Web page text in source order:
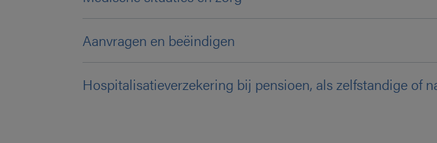
Aanvragen en beëindigen
Hospitalisatieverzekering bij pensioen, als zelfstandige of